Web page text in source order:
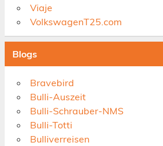
Viaje
VolkswagenT25.com
Blogs
Bravebird
Bulli-Auszeit
Bulli-Schrauber-NMS
Bulli-Totti
Bulliverreisen